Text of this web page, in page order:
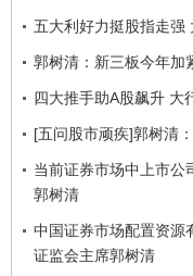
五大利好力挺股指走强
郭树清：新三板今年加
四大推手助A股飙升 大
[五问股市顽疾]郭树清
当前证券市场中上市公
郭树清
中国证券市场配置资源
证监会主席郭树清